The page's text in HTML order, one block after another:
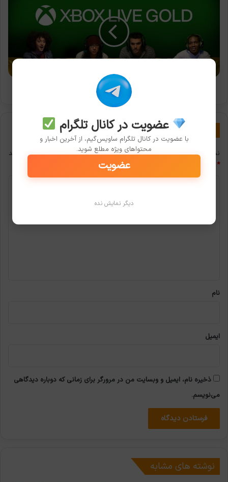
Xbox
Live
Gold!
آب سردی بر منتظران رایگان شدن Xbox Live Gold!
دیدگاهتان را بنویسید
نشانی ایمیل شما منتشر نخواهد شد. بخش‌های موردنیاز علامت‌گذاری شده‌اند
*
نام
ایمیل
ذخیره نام، ایمیل و وبسایت من در مرورگر برای زمانی که دوباره دیدگاهی
می‌نویسم.
نوشته های مشابه
عضویت در کانال تلگرام
با عضویت در کانال تلگرام ساویس‌گیم، از آخرین اخبار و
محتواهای ویژه مطلع شوید.
عضویت
دیگر نمایش نده